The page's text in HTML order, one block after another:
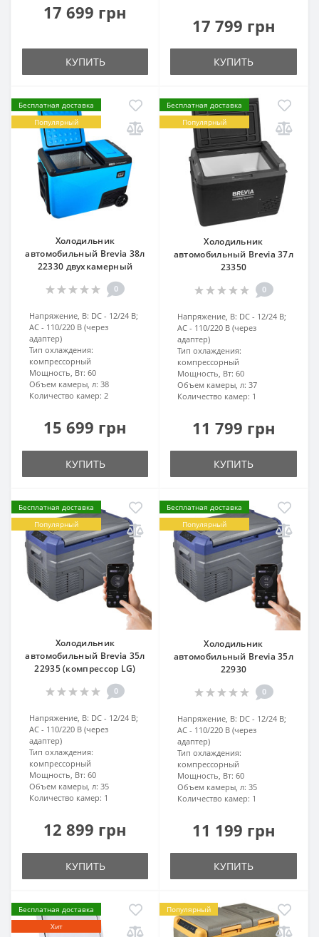
17 699 грн
КУПИТЬ
17 799 грн
КУПИТЬ
Бесплатная доставка
Популярный
Холодильник
автомобильный Brevia 38л
22330 двухкамерный
0
Напряжение, В: DC - 12/24 В;
AC - 110/220 В (через
адаптер)
Тип охлаждения:
компрессорный
Мощность, Вт: 60
Объем камеры, л: 38
Количество камер: 2
15 699 грн
КУПИТЬ
Бесплатная доставка
Популярный
Холодильник
автомобильный Brevia 37л
23350
0
Напряжение, В: DC - 12/24 В;
AC - 110/220 В (через
адаптер)
Тип охлаждения:
компрессорный
Мощность, Вт: 60
Объем камеры, л: 37
Количество камер: 1
11 799 грн
КУПИТЬ
Бесплатная доставка
Популярный
Холодильник
автомобильный Brevia 35л
22935 (компрессор LG)
0
Напряжение, В: DC - 12/24 В;
AC - 110/220 В (через
адаптер)
Тип охлаждения:
компрессорный
Мощность, Вт: 60
Объем камеры, л: 35
Количество камер: 1
12 899 грн
КУПИТЬ
Бесплатная доставка
Популярный
Холодильник
автомобильный Brevia 35л
22930
0
Напряжение, В: DC - 12/24 В;
AC - 110/220 В (через
адаптер)
Тип охлаждения:
компрессорный
Мощность, Вт: 60
Объем камеры, л: 35
Количество камер: 1
11 199 грн
КУПИТЬ
Бесплатная доставка
Хит
Популярный